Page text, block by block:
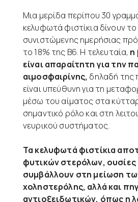
Μια μερίδα περίπου 30
κελυφωτά φιστίκια δίνουν
συνιστώμενης ημερήσιας
το 18% της Β6. Η τελευταία, η
είναι απαραίτητη για την
αιμοσφαιρίνης, δηλαδή της
είναι υπεύθυνη για τη
μέσω του αίματος στα
σημαντικό ρόλο και στη
νευρικού συστήματος.
Τα κελυφωτά φιστίκια
φυτικών στερόλων,
συμβάλλουν στη μείωση
χοληστερόλης, αλλά και
αντιοξειδωτικών, όπως η